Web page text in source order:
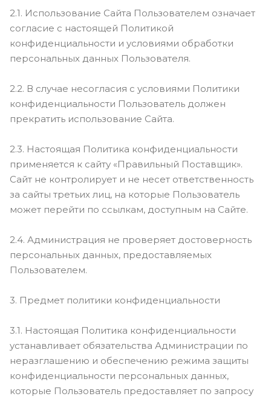
2.1. Использование Сайта Пользователем означает
согласие с настоящей Политикой
конфиденциальности и условиями обработки
персональных данных Пользователя.
2.2. В случае несогласия с условиями Политики
конфиденциальности Пользователь должен
прекратить использование Сайта.
2.3. Настоящая Политика конфиденциальности
применяется к сайту «Правильный Поставщик».
Сайт не контролирует и не несет ответственность
за сайты третьих лиц, на которые Пользователь
может перейти по ссылкам, доступным на Сайте.
2.4. Администрация не проверяет достоверность
персональных данных, предоставляемых
Пользователем.
3. Предмет политики конфиденциальности
3.1. Настоящая Политика конфиденциальности
устанавливает обязательства Администрации по
неразглашению и обеспечению режима защиты
конфиденциальности персональных данных,
которые Пользователь предоставляет по запросу